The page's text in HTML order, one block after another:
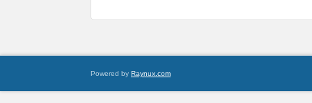
Powered by Raynux.com